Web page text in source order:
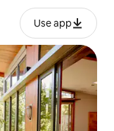
Use app